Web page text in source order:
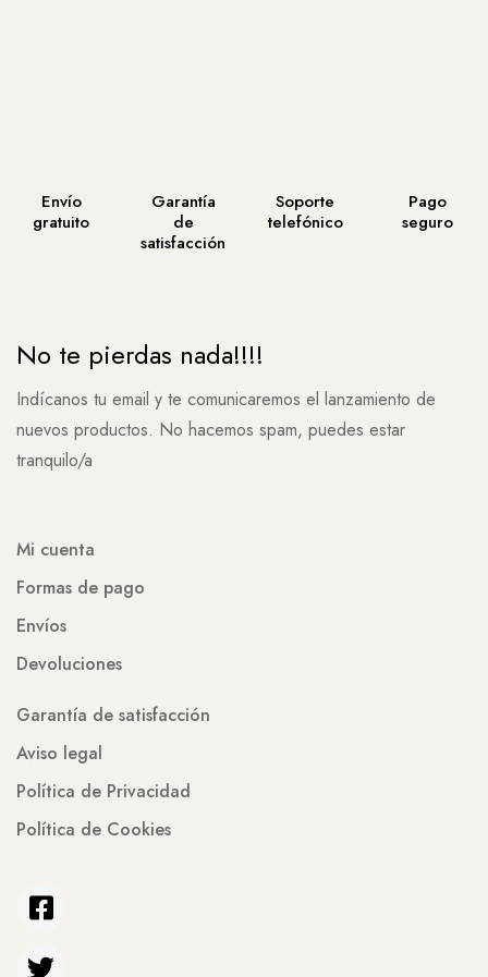
Envío
gratuito
Garantía
de
satisfacción
Soporte
telefónico
Pago
seguro
Mi cuenta
Formas de pago
Envíos
Devoluciones
Garantía de satisfacción
Aviso legal
Política de Privacidad
Política de Cookies
No te pierdas nada!!!!
Indícanos tu email y te comunicaremos el lanzamiento de
nuevos productos. No hacemos spam, puedes estar
tranquilo/a